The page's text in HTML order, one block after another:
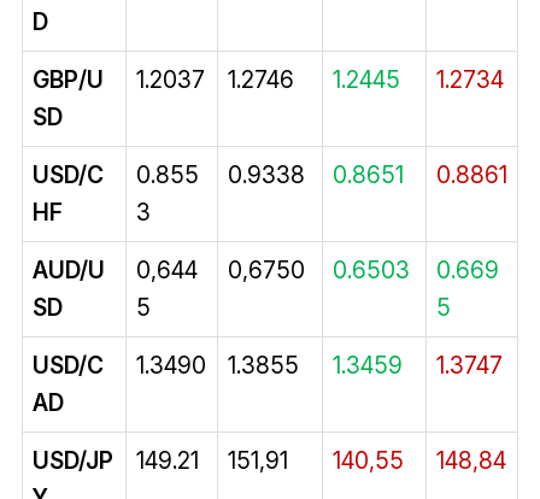
D
GBP/U
SD
1.2037 1.2746 1.2445 1.2734
USD/C
HF
0.855
3
0.9338 0.8651 0.8861
AUD/U
SD
0,644
5
0,6750 0.6503
0.669
5
USD/C
AD
1.3490 1.3855 1.3459 1.3747
USD/JP
149.21 151,91 140,55 148,84